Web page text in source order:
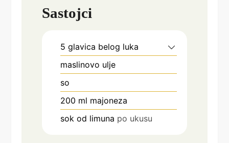
Sastojci
5 glavica belog luka
maslinovo ulje
so
200 ml majoneza
sok od limuna po ukusu